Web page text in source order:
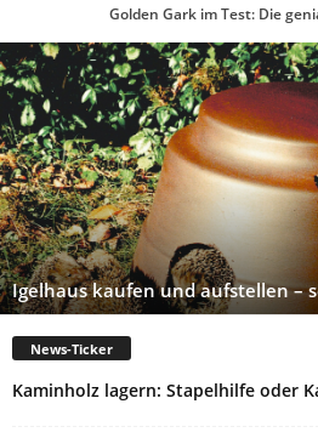
Golden Gark im Test: Die
Igelhaus kaufen und aufstellen –
News-Ticker
Kaminholz lagern: Stapelhilfe oder